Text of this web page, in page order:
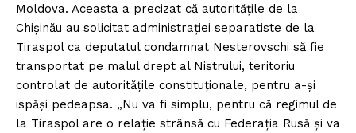
Moldova. Aceasta a precizat că autoritățile de la
Chișinău au solicitat administrației separatiste de la
Tiraspol ca deputatul condamnat Nesterovschi să fie
transportat pe malul drept al Nistrului, teritoriu
controlat de autoritățile constituționale, pentru a-și
ispăși pedeapsa. „Nu va fi simplu, pentru că regimul de
la Tiraspol are o relație strânsă cu Federația Rusă și va